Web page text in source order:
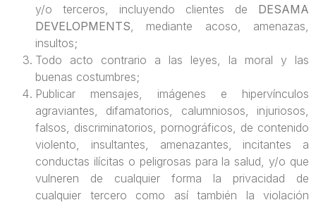
y/o terceros, incluyendo clientes de DESAMA
DEVELOPMENTS , mediante acoso, amenazas,
insultos;
Todo acto contrario a las leyes, la moral y las
buenas costumbres;
Publicar mensajes, imágenes e hipervínculos
agraviantes, difamatorios, calumniosos, injuriosos,
falsos, discriminatorios, pornográficos, de contenido
violento, insultantes, amenazantes, incitantes a
conductas ilícitas o peligrosas para la salud, y/o que
vulneren de cualquier forma la privacidad de
cualquier tercero como así también la violación